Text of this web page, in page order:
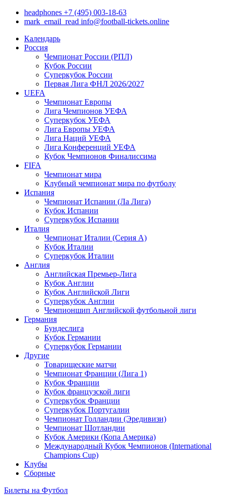
headphones +7 (495) 003-18-63
mark_email_read info@football-tickets.online
Календарь
Россия
Чемпионат России (РПЛ)
Кубок России
Суперкубок России
Первая Лига ФНЛ 2026/2027
UEFA
Чемпионат Европы
Лига Чемпионов УЕФА
Суперкубок УЕФА
Лига Европы УЕФА
Лига Наций УЕФА
Лига Конференций УЕФА
Кубок Чемпионов Финалиссима
FIFA
Чемпионат мира
Клубный чемпионат мира по футболу
Испания
Чемпионат Испании (Ла Лига)
Кубок Испании
Суперкубок Испании
Италия
Чемпионат Италии (Серия А)
Кубок Италии
Суперкубок Италии
Англия
Английская Премьер-Лига
Кубок Англии
Кубок Английской Лиги
Суперкубок Англии
Чемпионшип Английской футбольной лиги
Германия
Бундеслига
Кубок Германии
Суперкубок Германии
Другие
Товарищеские матчи
Чемпионат Франции (Лига 1)
Кубок Франции
Кубок французской лиги
Суперкубок Франции
Суперкубок Португалии
Чемпионат Голландии (Эредивизи)
Чемпионат Шотландии
Кубок Америки (Копа Америка)
Международный Кубок Чемпионов (International
Champions Cup)
Клубы
Сборные
Билеты на Футбол